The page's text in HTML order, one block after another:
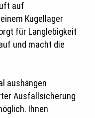
auf
Kugellager
für Langlebigkeit
und macht die
aushängen
Ausfallsicherung
Ihnen